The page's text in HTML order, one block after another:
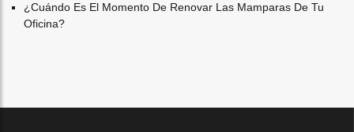
¿cuándo Es El Momento De Renovar Las Mamparas De Tu
Oficina?